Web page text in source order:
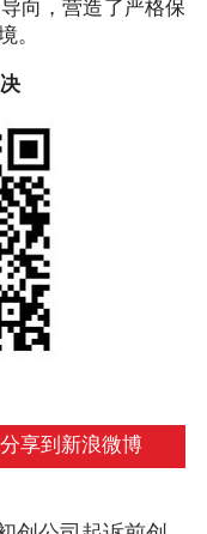
向，营造了严格保
。
分享到新浪微博